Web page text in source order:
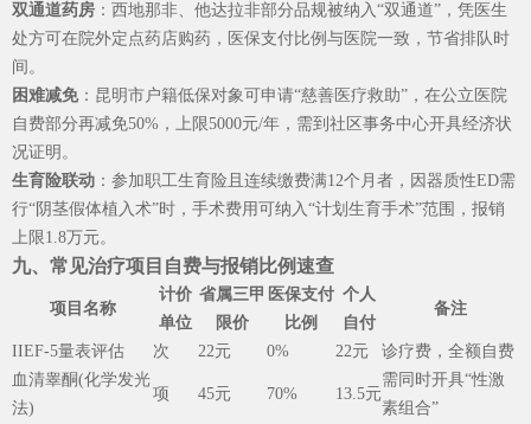
双通道药房 ：西地那非、他达拉非部分品规被纳入“双通道”，凭医生
处方可在院外定点药店购药，医保支付比例与医院一致，节省排队时
间。
困难减免：昆明市户籍低保对象可申请“慈善医疗救助”，在公立医院
自费部分再减免50%，上限5000元/年，需到社区事务中心开具经济状
况证明。
生育险联动 ：参加职工生育险且连续缴费满12个月者，因器质性ED需
行“阴茎假体植入术”时，手术费用可纳入“计划生育手术”范围，报销
上限1.8万元。
九、常见治疗项目自费与报销比例速查
项目名称
计价
单位
省属三甲
限价
医保支付
比例
个人
自付
备注
IIEF-5量表评估 次 22元 0% 22元
诊疗费，全额自费
血清睾酮(化学发光
法)
项 45元 70% 13.5元
需同时开具“性激
素组合”